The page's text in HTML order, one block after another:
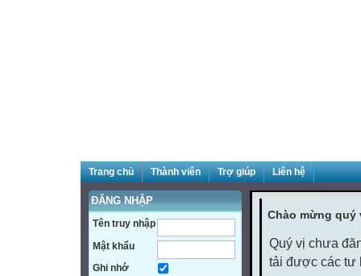
Trang chủ Thành viên Trợ giúp Liên hệ
ĐĂNG NHẬP
Tên truy nhập
Mật khẩu
Ghi nhớ
Chào mừng
Quý vị chưa
tải được các tư